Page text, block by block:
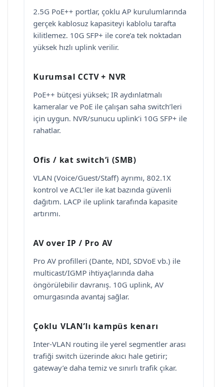
2.5G PoE++ portlar, çoklu AP kurulumlarında
gerçek kablosuz kapasiteyi kablolu tarafta
kilitlemez. 10G SFP+ ile core’a tek noktadan
yüksek hızlı uplink verilir.
Kurumsal CCTV + NVR
PoE++ bütçesi yüksek; IR aydınlatmalı
kameralar ve PoE ile çalışan saha switch’leri
için uygun. NVR/sunucu uplink’i 10G SFP+ ile
rahatlar.
Ofis / kat switch’i (SMB)
VLAN (Voice/Guest/Staff) ayrımı, 802.1X
kontrol ve ACL’ler ile kat bazında güvenli
dağıtım. LACP ile uplink tarafında kapasite
artırımı.
AV over IP / Pro AV
Pro AV profilleri (Dante, NDI, SDVoE vb.) ile
multicast/IGMP ihtiyaçlarında daha
öngörülebilir davranış. 10G uplink, AV
omurgasında avantaj sağlar.
Çoklu VLAN’lı kampüs kenarı
Inter-VLAN routing ile yerel segmentler arası
trafiği switch üzerinde akıcı hale getirir;
gateway’e daha temiz ve sınırlı trafik çıkar.